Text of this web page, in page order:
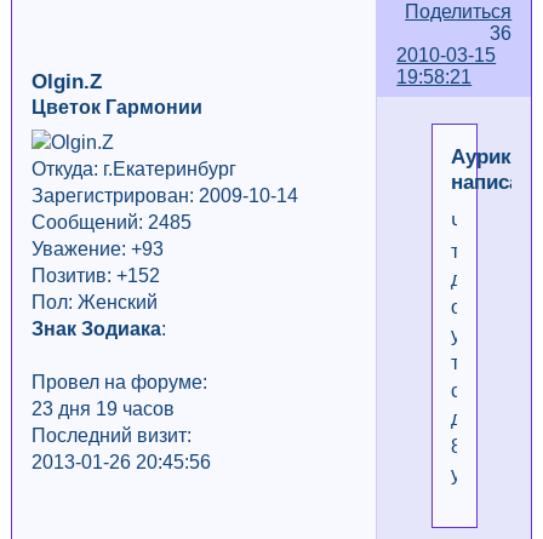
Поделиться
36
2010-03-15
19:58:21
Olgin.Z
Цветок Гармонии
Откуда: г.Екатеринбург
Зарегистрирован: 2009-10-14
Сообщений: 2485
Уважение: +93
Позитив: +152
Пол: Женский
Знак Зодиака:
Провел на форуме:
23 дня 19 часов
Последний визит:
2013-01-26 20:45:56
Аурика
Что-
то
долго
они
у
тебя
спят
до
8
утра.